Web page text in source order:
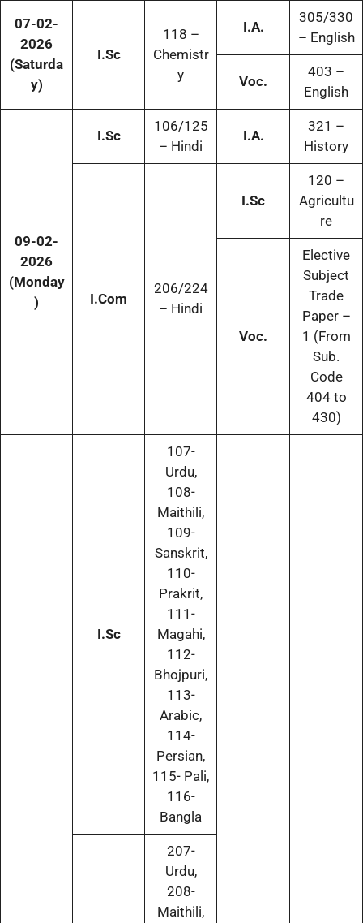
07-02-
2026
(Saturda
y)
I.Sc
118 –
Chemistr
y
I.A.
305/330
– English
Voc.
403 –
English
09-02-
2026
(Monday
)
I.Sc
106/125
– Hindi
I.A.
321 –
History
I.Com
206/224
– Hindi
I.Sc
120 –
Agricultu
re
Voc.
Elective
Subject
Trade
Paper –
1 (From
Sub.
Code
404 to
430)
I.Sc
107-
Urdu,
108-
Maithili,
109-
Sanskrit,
110-
Prakrit,
111-
Magahi,
112-
Bhojpuri,
113-
Arabic,
114-
Persian,
115- Pali,
116-
Bangla
207-
Urdu,
208-
Maithili,